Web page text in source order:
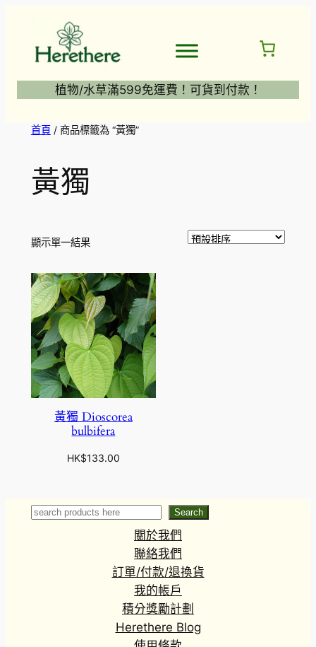
植物/水草滿599免運費！可貨到付款！
首頁/ 商品標籤為 “黃獨”
黃獨
顯示單一結果
黃獨 Dioscorea
bulbifera
HK$133.00
Search Search
關於我們
聯絡我們
訂單/付款/退換貨
我的帳戶
積分獎勵計劃
Herethere Blog